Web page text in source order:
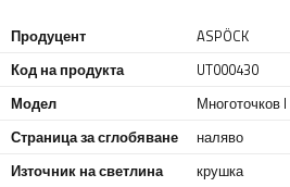
Продуцент
ASPÖCK
Код на продукта
UT000430
Модел
Многоточков I
Страница за сглобяване
наляво
Източник на светлина
крушка